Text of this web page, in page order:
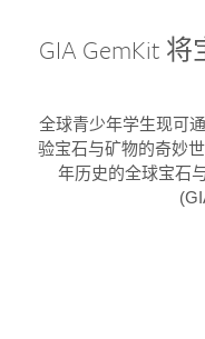
GIA GemKit
全球青少年学生现可
验宝石与矿物的奇妙
年历史的全球宝石